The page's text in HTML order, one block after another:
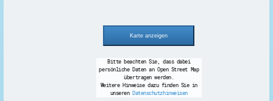
Bitte beachten Sie, dass dabei
persönliche Daten an Open Street Map
übertragen werden.
Weitere Hinweise dazu finden Sie in
unseren Datenschutzhinweisen